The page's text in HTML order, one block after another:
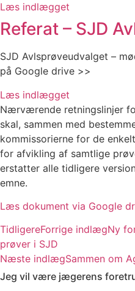
Læs indlægget
Referat – SJD
SJD Avlsprøveudvalget –
på Google drive >>
Læs indlægget
Nærværende retningslinjer
skal, sammen med
kommissorierne for de
for afvikling af samtlige
erstatter alle tidligere
emne.
Læs dokument via Google
TidligereForrige indlægNy
prøver i SJD
Næste indlægSammen om
Jeg vil være jægerens